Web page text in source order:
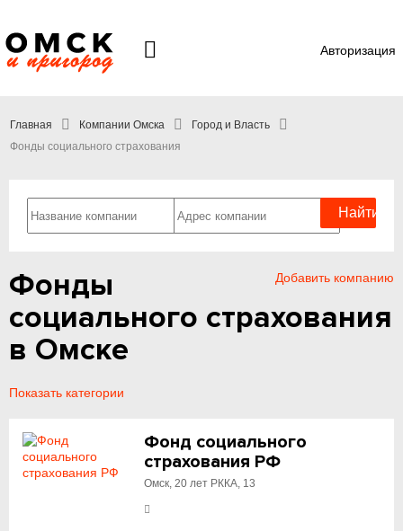
Авторизация
Главная Компании Омска
Город и Власть
Фонды социального страхования
Добавить компанию
Фонды
социального страхования
в Омске
Показать категории
Фонд социального
страхования РФ
Омск, 20 лет РККА, 13